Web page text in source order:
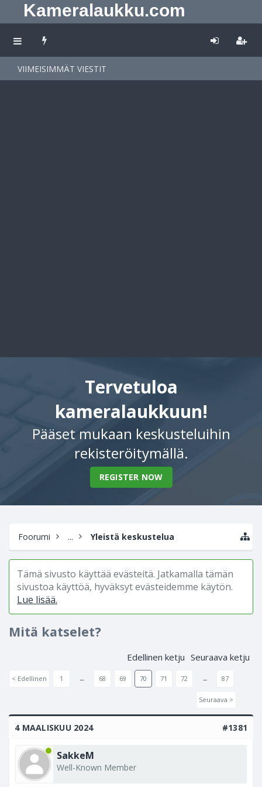
Kameralaukku.com
VIIMEISIMMÄT VIESTIT
Tervetuloa
kameralaukkuun!
Pääset mukaan keskusteluihin
rekisteröitymällä.
REGISTER NOW
Foorumi ... Yleistä keskustelua
Tämä sivusto käyttää evästeitä. Jatkamalla tämän
sivustoa käyttöä, hyväksyt evästeidemme käytön.
Lue lisää.
Mitä katselet?
Edellinen ketju Seuraava ketju
< Edellinen 1 ← 68 69 70 71 72 → 87
Seuraava >
4 MAALISKUU 2024 #1381
SakkeM
Well-Known Member